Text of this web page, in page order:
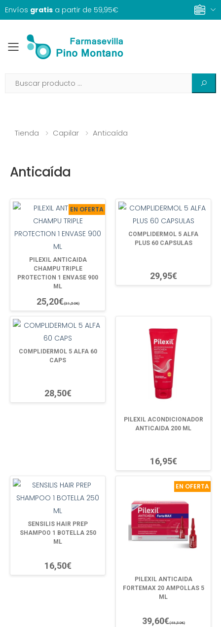
Envíos gratis a partir de 59,95€
Toggle mobile menu
Tienda Capilar Anticaída
Anticaída
EN OFERTA
PILEXIL ANTICAIDA
CHAMPU TRIPLE
PROTECTION 1 ENVASE 900
ML
25,20€(31,50€)
COMPLIDERMOL 5 ALFA
PLUS 60 CAPSULAS
29,95€
COMPLIDERMOL 5 ALFA 60
CAPS
28,50€
PILEXIL ACONDICIONADOR
ANTICAIDA 200 ML
16,95€
SENSILIS HAIR PREP
SHAMPOO 1 BOTELLA 250
ML
16,50€
EN OFERTA
PILEXIL ANTICAIDA
FORTEMAX 20 AMPOLLAS 5
ML
39,60€(49,50€)